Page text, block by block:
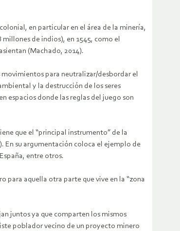
en particular en el área de la minería,
de indios), en 1545, como el
(Machado, 2014).
para neutralizar/desbordar el
y la destrucción de los seres
espacios donde las reglas del juego son
que el “principal instrumento” de la
En su argumentación coloca el ejemplo de
entre otros.
para aquella otra parte que vive en la “zona
juntos ya que comparten los mismos
poblador vecino de un proyecto minero